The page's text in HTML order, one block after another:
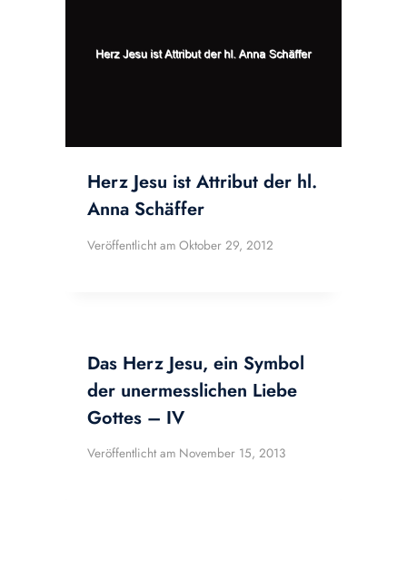
Herz Jesu ist Attribut der hl.
Anna Schäffer
Veröffentlicht am Oktober 29, 2012
Das Herz Jesu, ein Symbol
der unermesslichen Liebe
Gottes – IV
Veröffentlicht am November 15, 2013